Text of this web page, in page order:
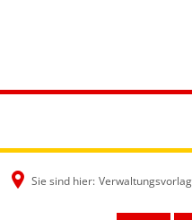
Sie sind hier: